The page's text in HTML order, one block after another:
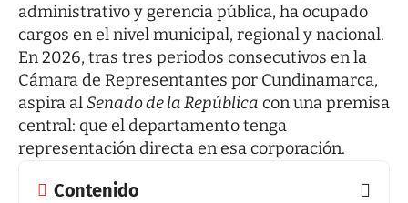
administrativo y gerencia pública, ha ocupado
cargos en el nivel municipal, regional y nacional.
En 2026, tras tres periodos consecutivos en la
Cámara de Representantes por Cundinamarca,
aspira alSenado de la República con una premisa
central: que el departamento tenga
representación directa en esa corporación.
Contenido